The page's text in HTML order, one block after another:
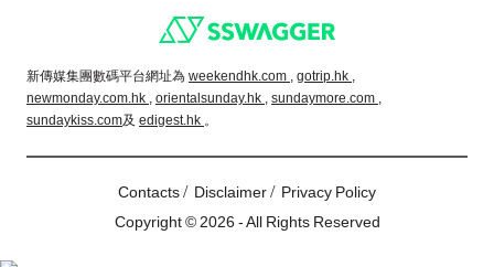
新傳媒集團數碼平台網址為 weekendhk.com , gotrip.hk ,
newmonday.com.hk , orientalsunday.hk , sundaymore.com ,
sundaykiss.com及 edigest.hk 。
Contacts/ Disclaimer/ Privacy Policy
Copyright © 2026 - All Rights Reserved